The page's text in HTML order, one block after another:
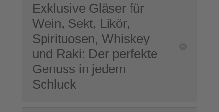
Exklusive Gläser für
Wein, Sekt, Likör,
Spirituosen, Whiskey
und Raki: Der perfekte
Genuss in jedem
Schluck